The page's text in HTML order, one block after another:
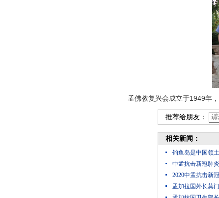
孟佛教复兴会成立于1949年
推荐给朋友：
相关新闻：
钓鱼岛是中国领
中孟抗击新冠肺
2020中孟抗击新
孟加拉国外长莫